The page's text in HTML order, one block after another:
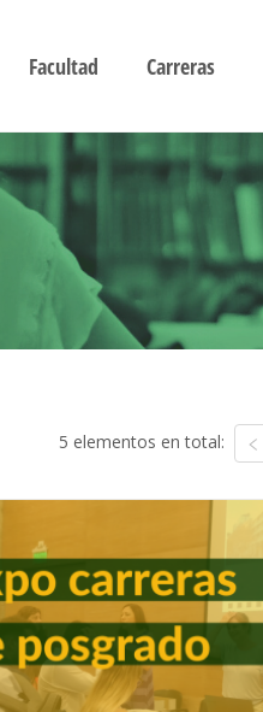
Facultad Carreras
5 elementos en total: